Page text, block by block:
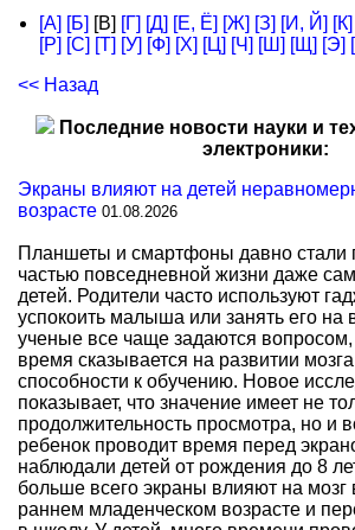
[А] [Б] [В] [Г] [Д] [Е, Ё] [Ж] [З] [И, Й] [К]
[Р] [С] [Т] [У] [Ф] [Х] [Ц] [Ч] [Ш] [Щ] [Э]
<< Назад
Последние новости науки и
электроники:
Экраны влияют на детей
возрасте 01.08.2026
Планшеты и смартфоны давно стали
частью повседневной жизни даже
детей. Родители часто используют
успокоить малыша или занять его на
ученые все чаще задаются вопросом,
время сказывается на развитии
способности к обучению. Новое
показывает, что значение имеет не
продолжительность просмотра, но и
ребенок проводит время перед
наблюдали детей от рождения до 8
больше всего экраны влияют на мозг
раннем младенческом возрасте и